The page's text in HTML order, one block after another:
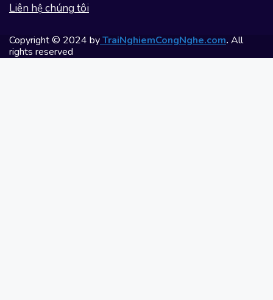
Liên hệ chúng tôi
Copyright © 2024 byTraiNghiemCongNghe.com. All
rights reserved